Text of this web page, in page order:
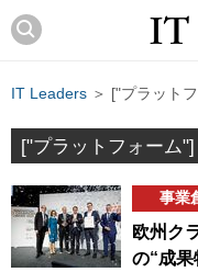
IT Leaders ＞ ["プラット
["プラットフォーム"]
事業
欧州ク
の“成果